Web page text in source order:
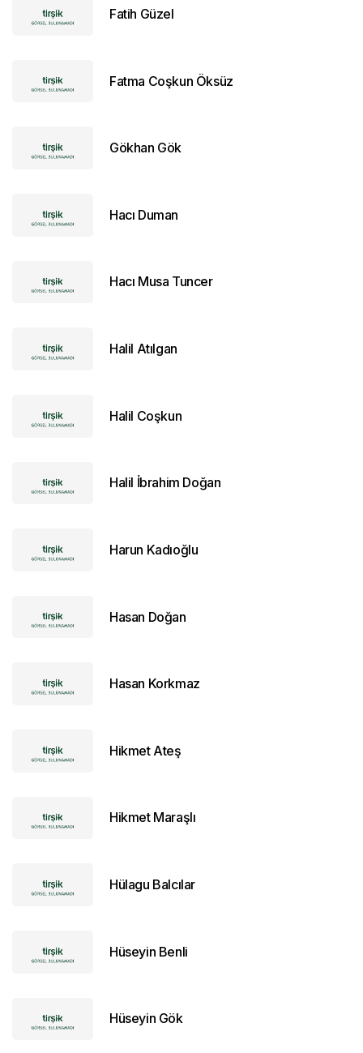
Fatih Güzel
Fatma Coşkun Öksüz
Gökhan Gök
Hacı Duman
Hacı Musa Tuncer
Halil Atılgan
Halil Coşkun
Halil İbrahim Doğan
Harun Kadıoğlu
Hasan Doğan
Hasan Korkmaz
Hikmet Ateş
Hikmet Maraşlı
Hülagu Balcılar
Hüseyin Benli
Hüseyin Gök